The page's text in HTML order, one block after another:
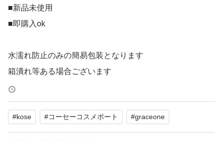
■新品未使用
■即購入ok
水濡れ防止のみの簡易包装となります
箱潰れ等ある場合ございます
#kose #コーセーコスメポート #graceone